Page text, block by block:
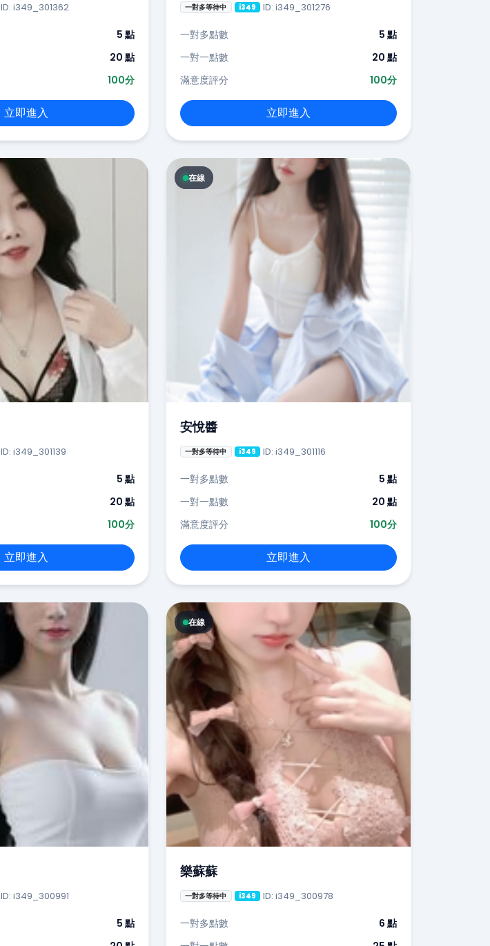
ID: i349_301362
5 點
20 點
100分
立即進入
一對多等待中 i349 ID: i349_301276
一對多點數
5 點
一對一點數
20 點
滿意度評分
100分
立即進入
ID: i349_301139
5 點
20 點
100分
立即進入
在線
安悅醬
一對多等待中 i349 ID: i349_301116
一對多點數
5 點
一對一點數
20 點
滿意度評分
100分
立即進入
ID: i349_300991
5 點
在線
樂蘇蘇
一對多等待中 i349 ID: i349_300978
一對多點數
6 點